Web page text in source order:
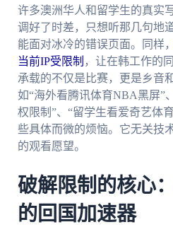
许多澳洲华人和留学生的真实
调好了时差，只想听那几句地
能面对冰冷的错误页面。同样，
当前IP受限制 ，让在韩工作的
承载的不仅是比赛，更是乡音
如“海外看腾讯体育NBA黑屏”
权限制”、“留学生看爱奇艺体
些具体而微的烦恼。它无关技
的观看愿望。
破解限制的核心
的回国加速器